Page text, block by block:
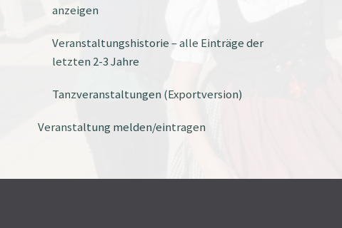
anzeigen
Veranstaltungshistorie – alle Einträge der
letzten 2-3 Jahre
Tanzveranstaltungen (Exportversion)
Veranstaltung melden/eintragen